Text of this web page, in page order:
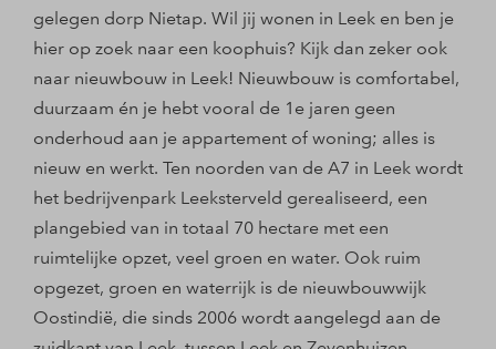
gelegen dorp Nietap. Wil jij wonen in Leek en ben je
hier op zoek naar een koophuis? Kijk dan zeker ook
naar nieuwbouw in Leek! Nieuwbouw is comfortabel,
duurzaam én je hebt vooral de 1e jaren geen
onderhoud aan je appartement of woning; alles is
nieuw en werkt. Ten noorden van de A7 in Leek wordt
het bedrijvenpark Leeksterveld gerealiseerd, een
plangebied van in totaal 70 hectare met een
ruimtelijke opzet, veel groen en water. Ook ruim
opgezet, groen en waterrijk is de nieuwbouwwijk
Oostindië, die sinds 2006 wordt aangelegd aan de